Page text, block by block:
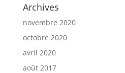
Archives
novembre 2020
octobre 2020
avril 2020
août 2017